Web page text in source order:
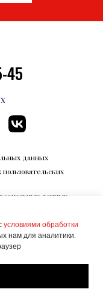
45
данных
данных
Design
условиями обработки
нам для аналитики.